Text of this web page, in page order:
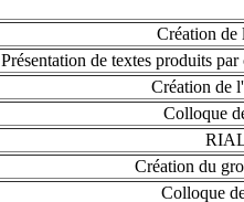
Création
Présentation de textes produits
Création de
Colloque
Création du
Colloque